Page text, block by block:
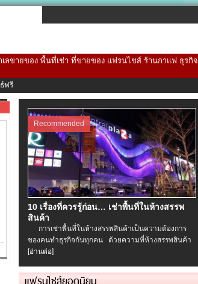
ลขายของ พื้นที่เช่า ที่ขายของ แฟรนไชส์ ร้านกาแฟ ธุรกิจ
ฟรี
Recommended
10 เรื่องที่ควรรู้ก่อน… เช่าพื้นที่ในห้างสรรพ
สินค้า
การเช่าพื้นที่ในห้างสรรพสินค้าเป็นความต้องการ
ของคนทำธุรกิจกันทุกคน ด้วยความที่ห้างสรรพสินค้า
[อ่านต่อ]